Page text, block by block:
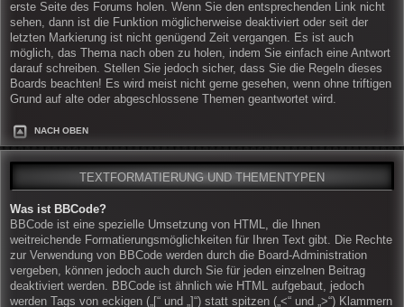
erste Seite des Forums holen. Wenn Sie den entsprechenden Link nicht
sehen, dann ist die Funktion möglicherweise deaktiviert oder seit der
letzten Markierung ist nicht genügend Zeit vergangen. Es ist auch
möglich, das Thema nach oben zu holen, indem Sie einfach eine Antwort
darauf schreiben. Stellen Sie jedoch sicher, dass Sie die Regeln dieses
Boards beachten! Es wird meist nicht gerne gesehen, wenn ohne triftigen
Grund auf alte oder abgeschlossene Themen geantwortet wird.
NACH OBEN
TEXTFORMATIERUNG UND THEMENTYPEN
Was ist BBCode?
BBCode ist eine spezielle Umsetzung von HTML, die Ihnen
weitreichende Formatierungsmöglichkeiten für Ihren Text gibt. Die Rechte
zur Verwendung von BBCode werden durch die Board-Administration
vergeben, können jedoch auch durch Sie für jeden einzelnen Beitrag
deaktiviert werden. BBCode ist ähnlich wie HTML aufgebaut, jedoch
werden Tags von eckigen („[“ und „]“) statt spitzen („<“ und „>“) Klammern